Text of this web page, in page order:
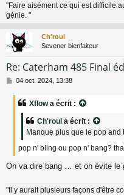
"Faire aisément ce qui est difficile
génie. "
Ch'roul
Sevener bienfaiteur
Re: Caterham 485 Final
M
04 oct. 2024, 13:38
Xflowa écrit :
Ch'roul a écrit :
Manque plus que le pop
pop n' bling ou pop n' bang?
On va dire bang … et on évite le
"Il y aurait plusieurs façons d'être